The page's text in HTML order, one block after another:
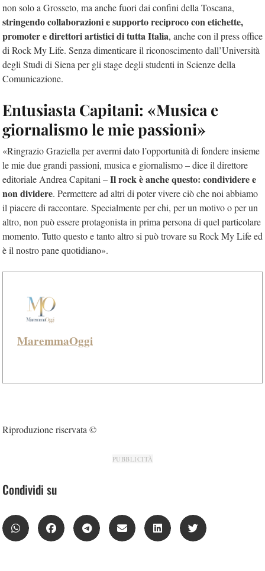
non solo a Grosseto, ma anche fuori dai confini della Toscana,
stringendo collaborazioni e supporto reciproco con etichette,
promoter e direttori artistici di tutta Italia, anche con il press office
di Rock My Life. Senza dimenticare il riconoscimento dall’Università
degli Studi di Siena per gli stage degli studenti in Scienze della
Comunicazione.
Entusiasta Capitani: «Musica e
giornalismo le mie passioni»
«Ringrazio Graziella per avermi dato l’opportunità di fondere insieme
le mie due grandi passioni, musica e giornalismo – dice il direttore
editoriale Andrea Capitani –Il rock è anche questo: condividere e
non dividere. Permettere ad altri di poter vivere ciò che noi abbiamo
il piacere di raccontare. Specialmente per chi, per un motivo o per un
altro, non può essere protagonista in prima persona di quel particolare
momento. Tutto questo e tanto altro si può trovare su Rock My Life ed
è il nostro pane quotidiano».
MaremmaOggi
Riproduzione riservata ©
PUBBLICITÀ
Condividi su